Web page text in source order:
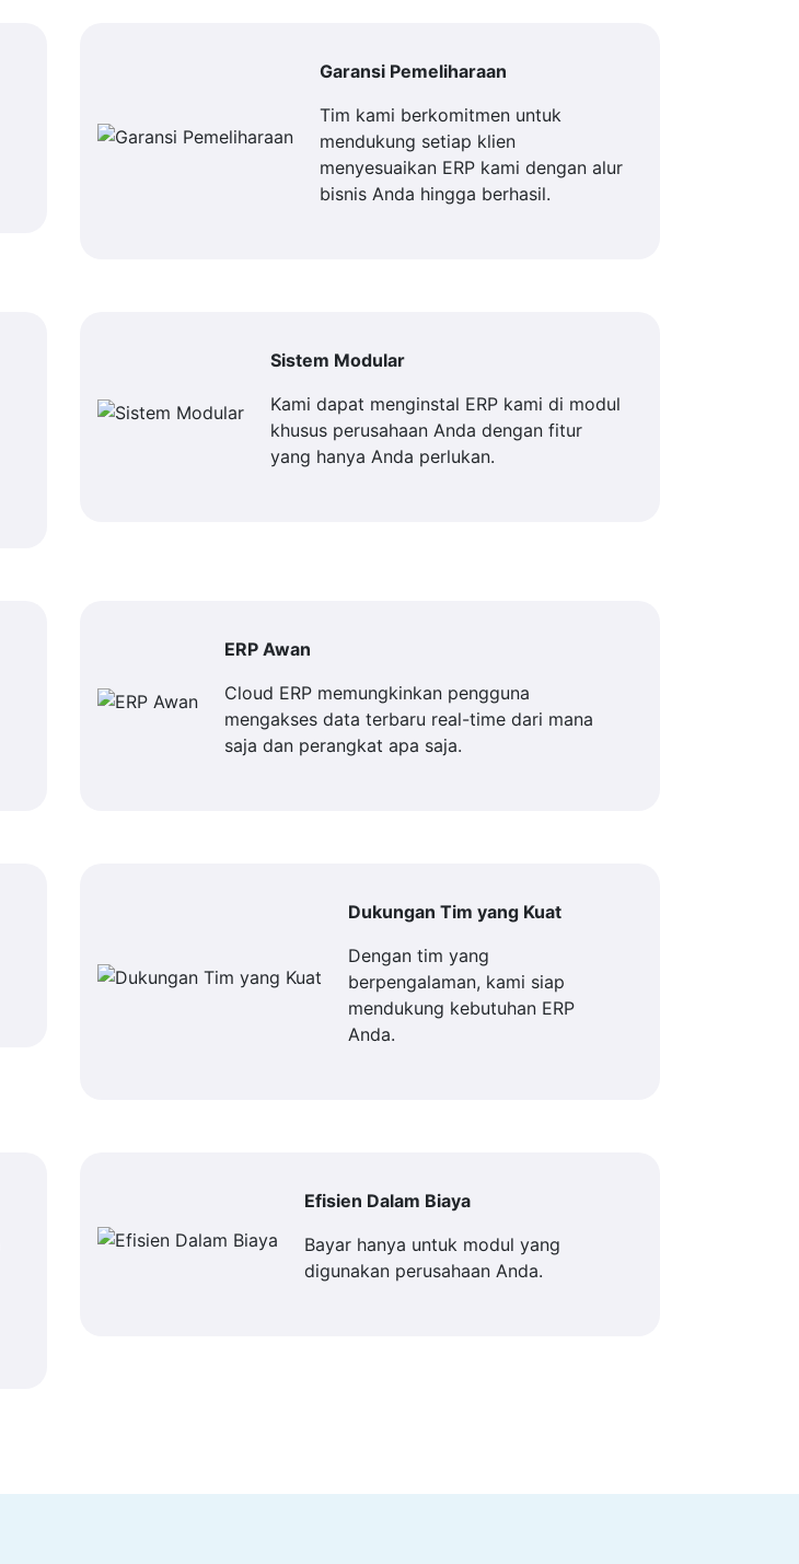
Garansi Pemeliharaan
Tim kami berkomitmen untuk
mendukung setiap klien
menyesuaikan ERP kami dengan alur
bisnis Anda hingga berhasil.
Sistem Modular
Kami dapat menginstal ERP kami di modul
khusus perusahaan Anda dengan fitur
yang hanya Anda perlukan.
ERP Awan
Cloud ERP memungkinkan pengguna
mengakses data terbaru real-time dari mana
saja dan perangkat apa saja.
Dukungan Tim yang Kuat
Dengan tim yang
berpengalaman, kami siap
mendukung kebutuhan ERP
Anda.
Efisien Dalam Biaya
Bayar hanya untuk modul yang
digunakan perusahaan Anda.